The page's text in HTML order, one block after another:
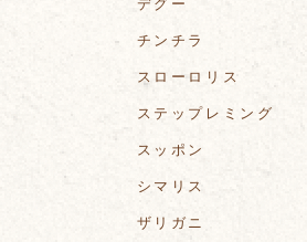
デグー
チンチラ
スローロリス
ステップレミング
スッポン
シマリス
ザリガニ